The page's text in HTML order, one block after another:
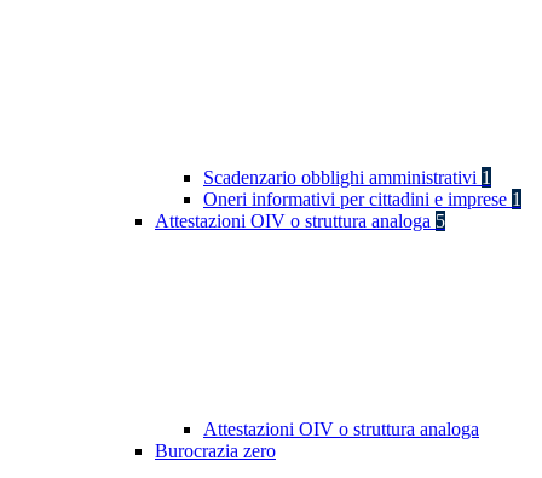
Scadenzario obblighi amministrativi 1
Oneri informativi per cittadini e imprese 1
Attestazioni OIV o struttura analoga 5
Attestazioni OIV o struttura analoga
Burocrazia zero